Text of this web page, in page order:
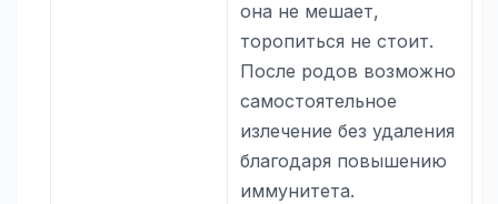
она не мешает,
торопиться не стоит.
После родов возможно
самостоятельное
излечение без удаления
благодаря повышению
иммунитета.